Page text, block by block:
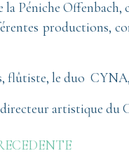
la Péniche
productions,
flûtiste, le duo
artistique du